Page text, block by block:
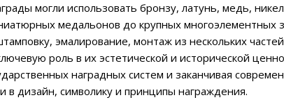
могли использовать бронзу, латунь, медь,
медальонов до крупных многоэлементных
эмалирование, монтаж из нескольких
роль в их эстетической и исторической
наградных систем и заканчивая
в дизайн, символику и принципы награждения.